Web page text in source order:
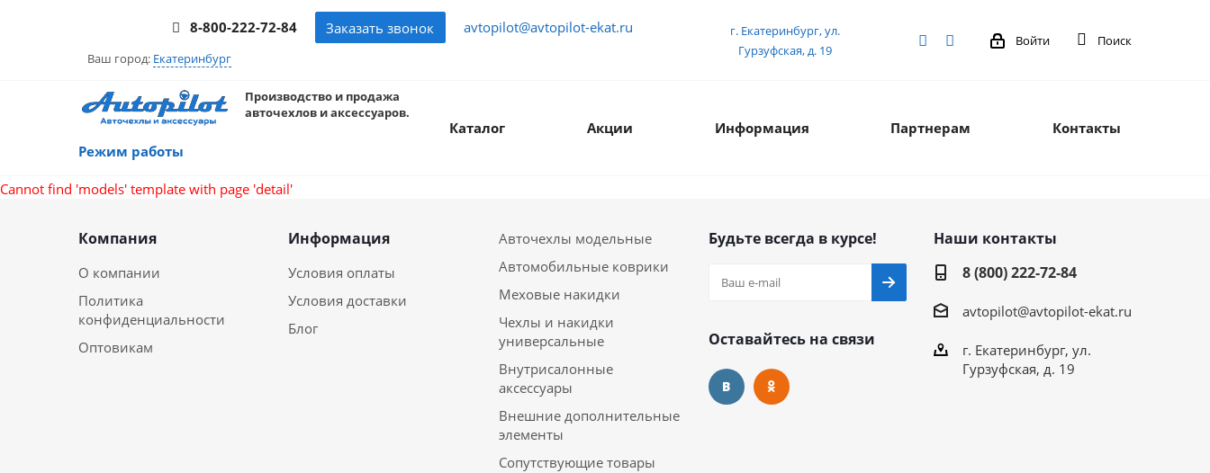
8-800-222-72-84 Заказать звонок avtopilot@avtopilot-ekat.ru
Ваш город: Екатеринбург
г. Екатеринбург, ул.
Гурзуфская, д. 19
Войти Поиск
Производство и продажа
авточехлов и аксессуаров.
Режим работы
Каталог Акции Информация Партнерам Контакты
Cannot find 'models' template with page 'detail'
Компания
О компании
Политика
конфиденциальности
Оптовикам
Информация
Условия оплаты
Условия доставки
Блог
Авточехлы модельные
Автомобильные коврики
Меховые накидки
Чехлы и накидки
универсальные
Внутрисалонные
аксессуары
Внешние дополнительные
элементы
Сопутствующие товары
Будьте всегда в курсе!
Оставайтесь на связи
Наши контакты
8 (800) 222-72-84
avtopilot@avtopilot-ekat.ru
г. Екатеринбург, ул.
Гурзуфская, д. 19